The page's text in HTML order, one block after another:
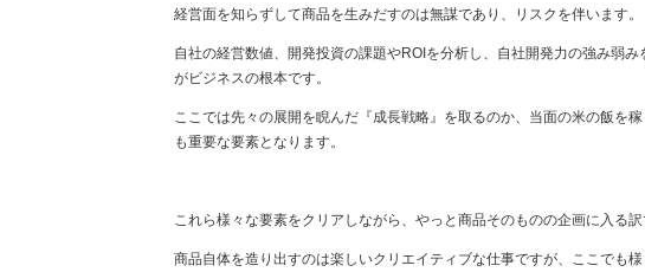
経営面を知らずして商品を生みだすのは無謀であり、リスクを伴います。
自社の経営数値、開発投資の課題やROIを分析し、自社開発力の強み弱
がビジネスの根本です。
ここでは先々の展開を睨んだ『成長戦略』を取るのか、当面の米の飯を
も重要な要素となります。
これら様々な要素をクリアしながら、やっと商品そのものの企画に入る訳
商品自体を造り出すのは楽しいクリエイティブな仕事ですが、ここでも